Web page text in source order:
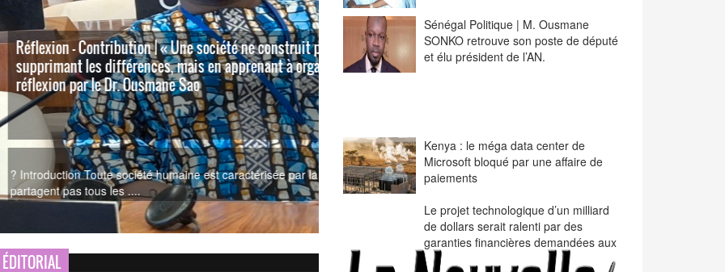
construit pas nécessairement la paix en
à organiser les différences. » Tentative de
par la diversité. Les individus qui la composent ne
Mon cher Sneiba, Permets-moi de commencer par un aveu. Lorsque le
répondu à ta question, ....
et élu président de l’AN.
paiements
Le projet technologique d’un milliard
garanties financières demandées aux
autorités kényanes.
ÉDITORIAL